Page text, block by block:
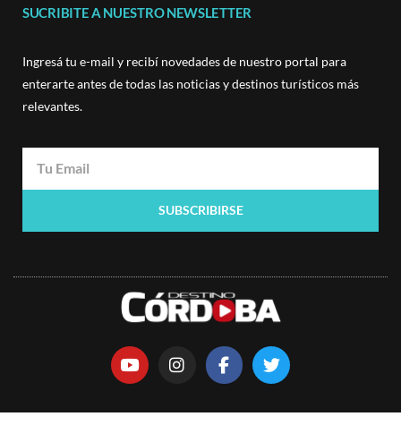
SUCRIBITE A NUESTRO NEWSLETTER
Ingresá tu e-mail y recibí novedades de nuestro portal para
enterarte antes de todas las noticias y destinos turísticos más
relevantes.
SUBSCRIBIRSE